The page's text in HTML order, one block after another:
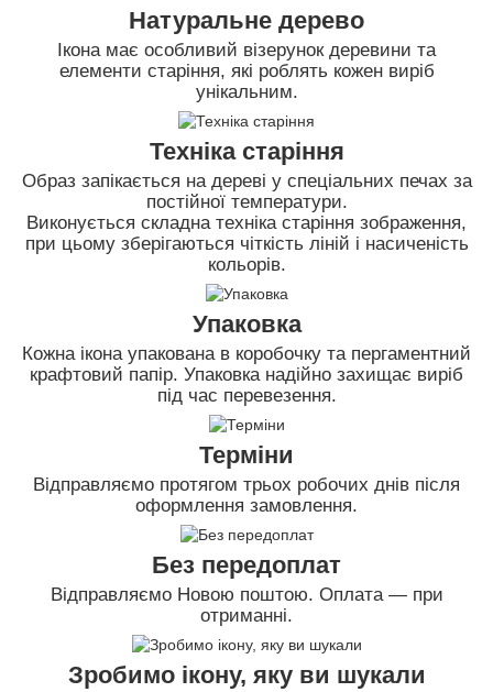
Натуральне дерево
Ікона має особливий візерунок деревини та
елементи старіння, які роблять кожен виріб
унікальним.
Техніка старіння
Образ запікається на дереві у спеціальних печах за
постійної температури.
Виконується складна техніка старіння зображення,
при цьому зберігаються чіткість ліній і насиченість
кольорів.
Упаковка
Кожна ікона упакована в коробочку та пергаментний
крафтовий папір. Упаковка надійно захищає виріб
під час перевезення.
Терміни
Відправляємо протягом трьох робочих днів після
оформлення замовлення.
Без передоплат
Відправляємо Новою поштою. Оплата — при
отриманні.
Зробимо ікону, яку ви шукали